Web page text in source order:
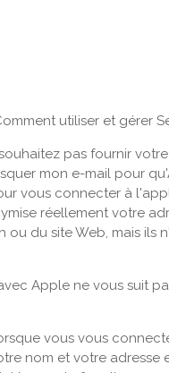
utiliser et gérer
pas fournir
mon e-mail pour
vous connecter à
réellement votre
ou du site Web, mais ils
Apple ne vous suit
vous vous
nom et votre adresse